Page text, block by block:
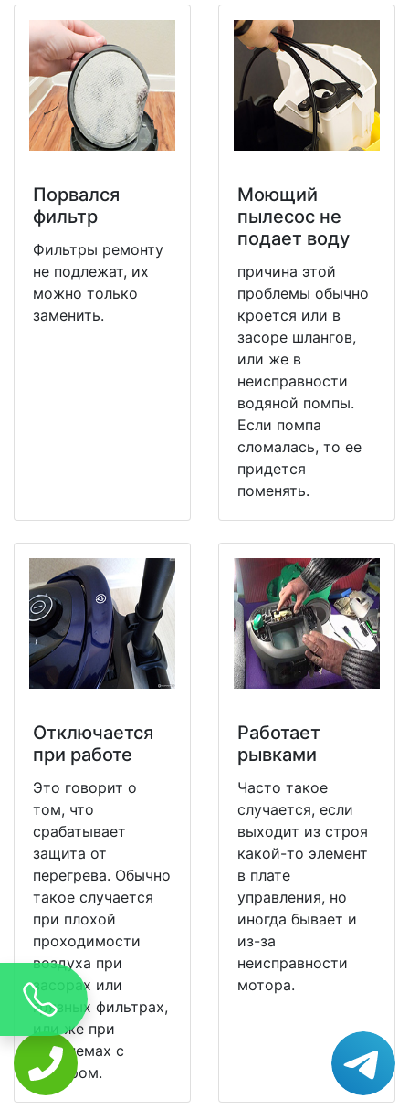
Порвался
фильтр
Фильтры ремонту
не подлежат, их
можно только
заменить.
Моющий
пылесос не
подает воду
причина этой
проблемы обычно
кроется или в
засоре шлангов,
или же в
неисправности
водяной помпы.
Если помпа
сломалась, то ее
придется
поменять.
Отключается
при работе
Это говорит о
том, что
срабатывает
защита от
перегрева. Обычно
такое случается
при плохой
проходимости
воздуха при
засорах или
грязных фильтрах,
или же при
проблемах с
мотором.
Работает
рывками
Часто такое
случается, если
выходит из строя
какой-то элемент
в плате
управления, но
иногда бывает и
из-за
неисправности
мотора.